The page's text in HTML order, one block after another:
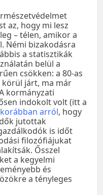
az, hogy mi lesz
– télen, amikor a
Némi bizakodásra
a statisztikák
belül a
csökken: a 80-as
körül járt, ma már
kormányzati
indokolt volt (itt a
arról, hogy
jutottak
is időt
filozófiájukat
Ősszel
a kegyelmi
és
a tényleges